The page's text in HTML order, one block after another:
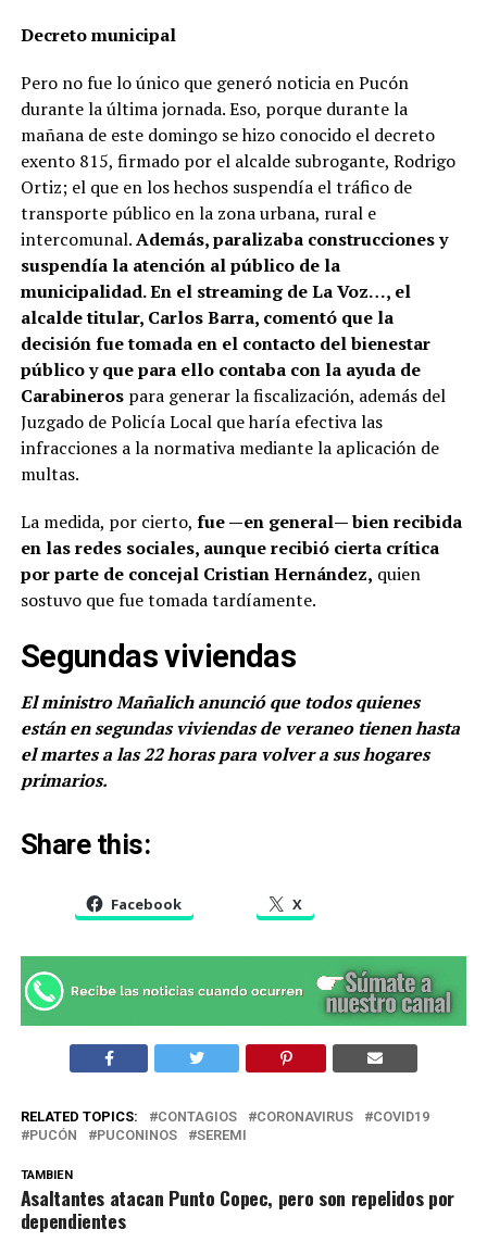
Decreto municipal
Pero no fue lo único que generó noticia en Pucón
durante la última jornada. Eso, porque durante la
mañana de este domingo se hizo conocido el decreto
exento 815, firmado por el alcalde subrogante, Rodrigo
Ortiz; el que en los hechos suspendía el tráfico de
transporte público en la zona urbana, rural e
intercomunal.Además, paralizaba construcciones y
suspendía la atención al público de la
municipalidad. En el streaming de La Voz…, el
alcalde titular, Carlos Barra, comentó que la
decisión fue tomada en el contacto del bienestar
público y que para ello contaba con la ayuda de
Carabinerospara generar la fiscalización, además del
Juzgado de Policía Local que haría efectiva las
infracciones a la normativa mediante la aplicación de
multas.
La medida, por cierto, fue —en general— bien recibida
en las redes sociales, aunque recibió cierta crítica
por parte de concejal Cristian Hernández, quien
sostuvo que fue tomada tardíamente.
Segundas viviendas
El ministro Mañalich anunció que todos quienes
están en segundas viviendas de veraneo tienen hasta
el martes a las 22 horas para volver a sus hogares
primarios.
Share this:
Facebook X
RELATED TOPICS: CONTAGIOS CORONAVIRUS
COVID19
PUCÓN
PUCONINOS SEREMI
TAMBIEN
Asaltantes atacan Punto Copec, pero son repelidos por
dependientes